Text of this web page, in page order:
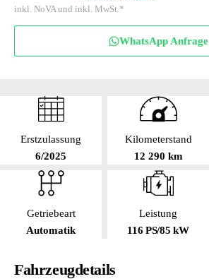
inkl. NoVA und inkl. MwSt.*
WhatsApp Anfrage
Erstzulassung
6/2025
Kilometerstand
12 290 km
Getriebeart
Automatik
Leistung
116 PS/85 kW
Fahrzeugdetails